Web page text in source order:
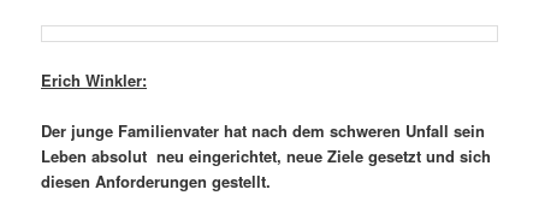
Erich Winkler:
Der junge Familienvater hat nach dem schweren Unfall sein
Leben absolut neu eingerichtet, neue Ziele gesetzt und sich
diesen Anforderungen gestellt.